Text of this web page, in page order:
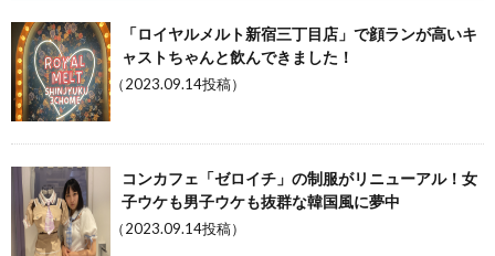
「ロイヤルメルト新宿三丁目店」で顔ランが高いキ
ャストちゃんと飲んできました！
（2023.09.14投稿）
コンカフェ「ゼロイチ」の制服がリニューアル！女
子ウケも男子ウケも抜群な韓国風に夢中
（2023.09.14投稿）